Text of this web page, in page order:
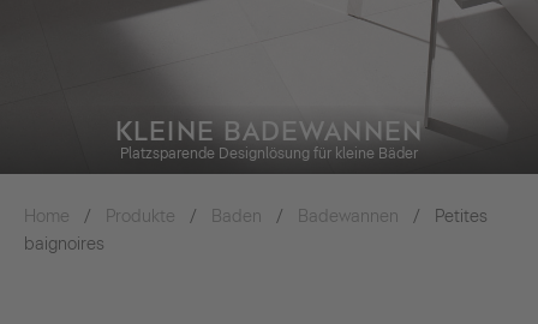
KLEINE BADEWANNEN
Platzsparende Designlösung für kleine Bäder
Home Produkte Baden Badewannen
Petites
baignoires